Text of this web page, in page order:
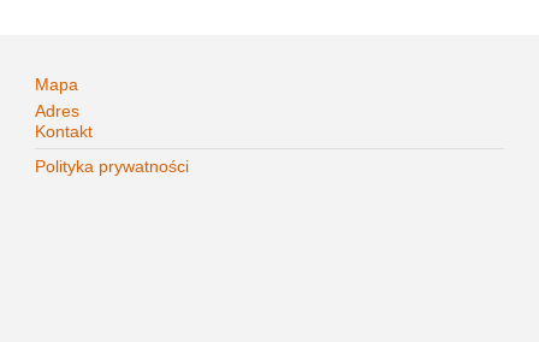
Mapa
Adres
Kontakt
Polityka prywatności